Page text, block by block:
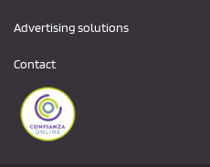
Advertising solutions
Contact